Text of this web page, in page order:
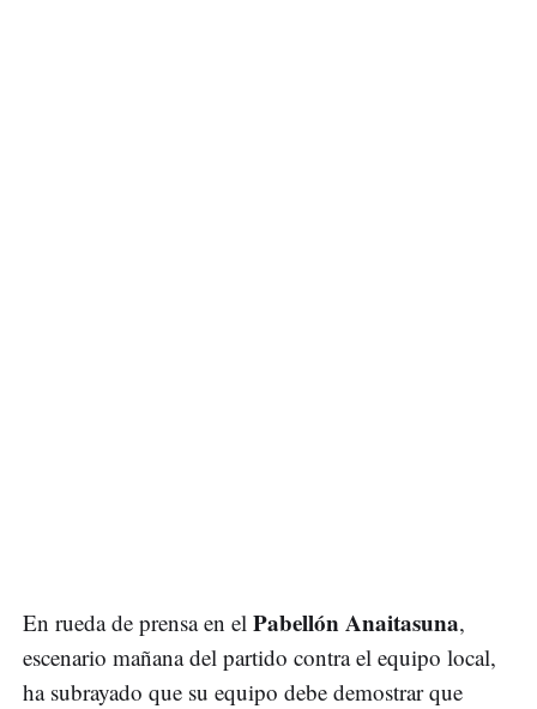
En rueda de prensa en el Pabellón Anaitasuna,
escenario mañana del partido contra el equipo local,
ha subrayado que su equipo debe demostrar que